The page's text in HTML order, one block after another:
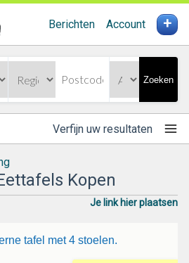
Berichten Account +
Zoeken
Verfijn uw resultaten
Kopen
Je link hier plaatsen
tafel met 4 stoelen.